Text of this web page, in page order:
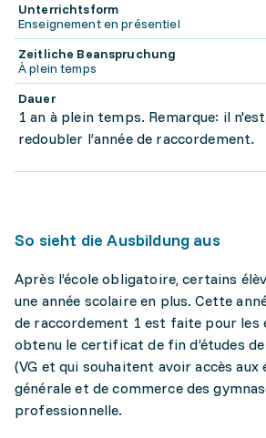
Unterrichtsform
Enseignement en présentiel
Zeitliche Beanspruchung
À plein temps
Dauer
1 an à plein temps. Remarque: il
redoubler l’année de raccordement.
So sieht die Ausbildung aus
Après l’école obligatoire, certains
une année scolaire en plus. Cette
de raccordement 1 est faite pour les
obtenu le certificat de fin d’études
(VG et qui souhaitent avoir accès aux
générale et de commerce des
professionnelle.